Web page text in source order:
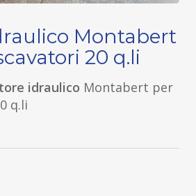
Montabert
20 q.li
idraulico Montabert per
q.li